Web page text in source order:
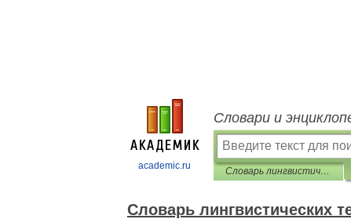
academic.ru
Словари и
Словарь лингвистических терминов Т.В. Жеребило
Словарь лингвистических